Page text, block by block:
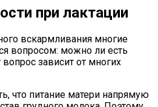
при лактации
вскармливания многие
вопросом: можно ли есть
вопрос зависит от многих
что питание матери напрямую